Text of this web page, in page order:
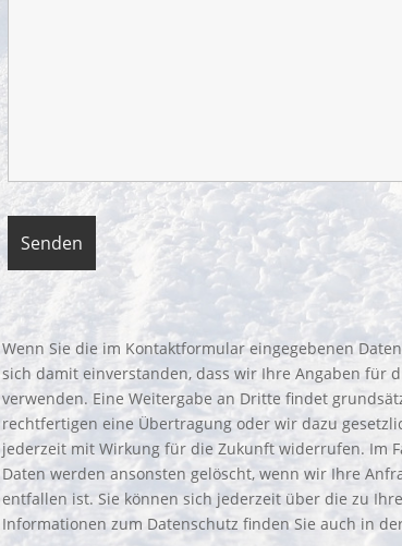
Wenn Sie die im Kontaktformular eingegebenen
sich damit einverstanden, dass wir Ihre Angaben für
verwenden. Eine Weitergabe an Dritte findet
rechtfertigen eine Übertragung oder wir dazu
jederzeit mit Wirkung für die Zukunft widerrufen. Im
Daten werden ansonsten gelöscht, wenn wir Ihre
entfallen ist. Sie können sich jederzeit über die zu
Informationen zum Datenschutz finden Sie auch in